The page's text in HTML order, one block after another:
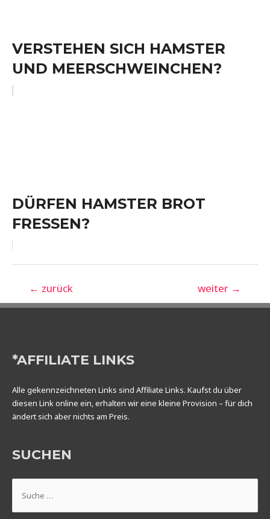
VERSTEHEN SICH HAMSTER
UND MEERSCHWEINCHEN?
DÜRFEN HAMSTER BROT
FRESSEN?
Beitragsnavigation
← zurück weiter →
*AFFILIATE LINKS
Alle gekennzeichneten Links sind Affiliate Links. Kaufst du über
diesen Link online ein, erhalten wir eine kleine Provision – für dich
ändert sich aber nichts am Preis.
SUCHEN
nach: